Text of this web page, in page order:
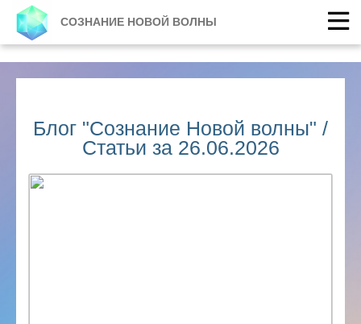
СОЗНАНИЕ НОВОЙ ВОЛНЫ
Блог "Сознание Новой волны" /
Статьи за 26.06.2026